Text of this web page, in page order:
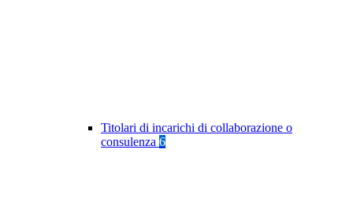
Titolari di incarichi di collaborazione o
consulenza 6